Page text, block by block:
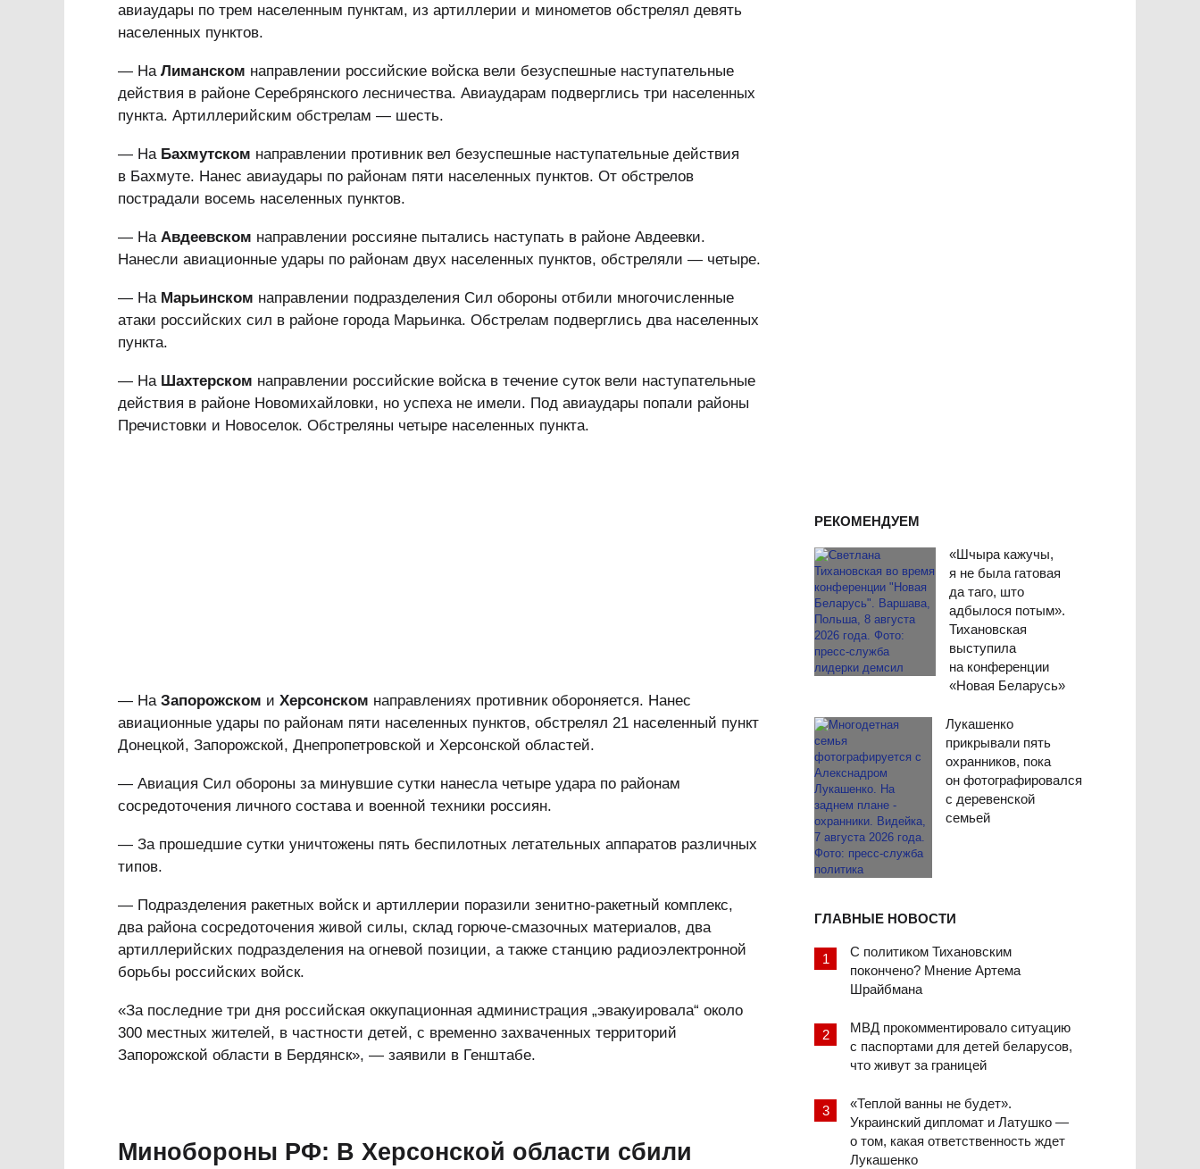
РЕКОМЕНДУЕМ
«Шчыра кажучы,
я не была гатовая
да таго, што
адбылося потым».
Тихановская
выступила
на конференции
«Новая Беларусь»
Лукашенко
прикрывали пять
охранников, пока
он фотографировался
с деревенской
семьей
ГЛАВНЫЕ НОВОСТИ
С политиком Тихановским
покончено? Мнение Артема
Шрайбмана
МВД прокомментировало ситуацию
с паспортами для детей беларусов,
что живут за границей
«Теплой ванны не будет».
Украинский дипломат и Латушко —
о том, какая ответственность ждет
Лукашенко
авиаудары по трем населенным пунктам, из артиллерии и минометов обстрелял девять
населенных пунктов.
— На Лиманском направлении российские войска вели безуспешные наступательные
действия в районе Серебрянского лесничества. Авиаударам подверглись три населенных
пункта. Артиллерийским обстрелам — шесть.
— На Бахмутском направлении противник вел безуспешные наступательные действия
в Бахмуте. Нанес авиаудары по районам пяти населенных пунктов. От обстрелов
пострадали восемь населенных пунктов.
— На Авдеевском направлении россияне пытались наступать в районе Авдеевки.
Нанесли авиационные удары по районам двух населенных пунктов, обстреляли — четыре.
— На Марьинском направлении подразделения Сил обороны отбили многочисленные
атаки российских сил в районе города Марьинка. Обстрелам подверглись два населенных
пункта.
— На Шахтерском направлении российские войска в течение суток вели наступательные
действия в районе Новомихайловки, но успеха не имели. Под авиаудары попали районы
Пречистовки и Новоселок. Обстреляны четыре населенных пункта.
— НаЗапорожском и Херсонском направлениях противник обороняется. Нанес
авиационные удары по районам пяти населенных пунктов, обстрелял 21 населенный пункт
Донецкой, Запорожской, Днепропетровской и Херсонской областей.
— Авиация Сил обороны за минувшие сутки нанесла четыре удара по районам
сосредоточения личного состава и военной техники россиян.
— За прошедшие сутки уничтожены пять беспилотных летательных аппаратов различных
типов.
— Подразделения ракетных войск и артиллерии поразили зенитно-ракетный комплекс,
два района сосредоточения живой силы, склад горюче-смазочных материалов, два
артиллерийских подразделения на огневой позиции, а также станцию радиоэлектронной
борьбы российских войск.
«За последние три дня российская оккупационная администрация „эвакуировала“ около
300 местных жителей, в частности детей, с временно захваченных территорий
Запорожской области в Бердянск», — заявили в Генштабе.
Минобороны РФ: В Херсонской области сбили